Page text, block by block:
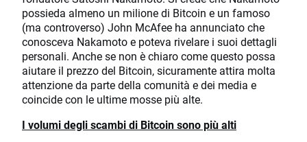
possieda almeno un milione di Bitcoin e un famoso
(ma controverso) John McAfee ha annunciato che
conosceva Nakamoto e poteva rivelare i suoi dettagli
personali. Anche se non è chiaro come questo possa
aiutare il prezzo del Bitcoin, sicuramente attira molta
attenzione da parte della comunità e dei media e
coincide con le ultime mosse più alte.
I volumi degli scambi di Bitcoin sono più alti